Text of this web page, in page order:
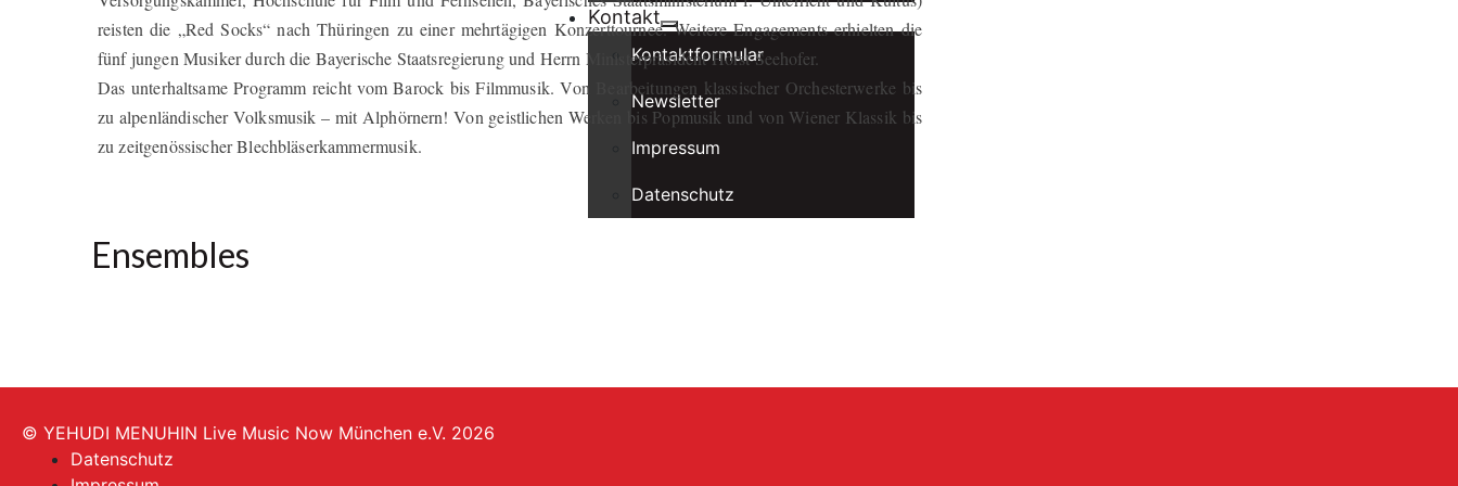
Kontakt
Kontaktformular
Newsletter
Impressum
Datenschutz
reisten die „Red Socks“ nach Thüringen zu einer mehrtägigen Konzerttournee. Weitere Engagements erhielten die
fünf jungen Musiker durch die Bayerische Staatsregierung und Herrn Ministerpräsident Horst Seehofer.
Das unterhaltsame Programm reicht vom Barock bis Filmmusik. Von Bearbeitungen klassischer Orchesterwerke bis
zu alpenländischer Volksmusik – mit Alphörnern! Von geistlichen Werken bis Popmusik und von Wiener Klassik bis
zu zeitgenössischer Blechbläserkammermusik.
Ensembles
© YEHUDI MENUHIN Live Music Now München e.V. 2026
Datenschutz